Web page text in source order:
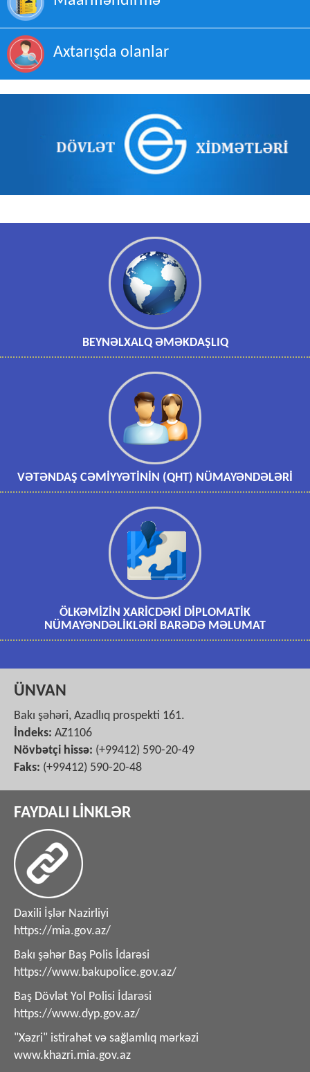
Axtarışda olanlar
BEYNƏLXALQ ƏMƏKDAŞLIQ
VƏTƏNDAŞ CƏMİYYƏTİNİN (QHT) NÜMAYƏNDƏLƏRİ
ÖLKƏMİZİN XARİCDƏKİ DİPLOMATİK
NÜMAYƏNDƏLİKLƏRİ BARƏDƏ MƏLUMAT
ÜNVAN
Bakı şəhəri, Azadlıq prospekti 161.
İndeks: AZ1106
Növbətçi hissə: (+99412) 590-20-49
Faks: (+99412) 590-20-48
FAYDALI LİNKLƏR
Daxili İşlər Nazirliyi
https://mia.gov.az/
Bakı şəhər Baş Polis İdarəsi
https://www.bakupolice.gov.az/
Baş Dövlət Yol Polisi İdarəsi
https://www.dyp.gov.az/
"Xəzri" istirahət və sağlamlıq mərkəzi
www.khazri.mia.gov.az